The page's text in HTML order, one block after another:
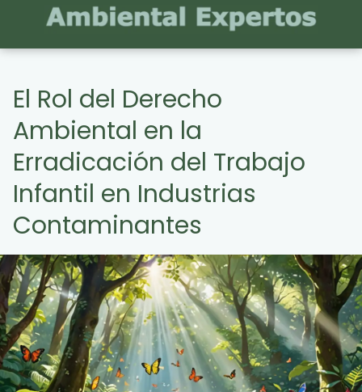
El Rol del Derecho
Ambiental en la
Erradicación del Trabajo
Infantil en Industrias
Contaminantes